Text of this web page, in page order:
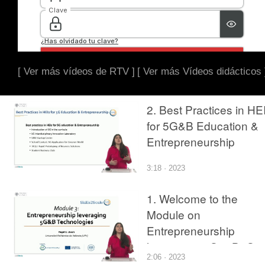
[ Ver más vídeos de RTV ] [ Ver más Vídeos didácticos
2. Best Practices in
for 5G&B Education &
Entrepreneurship
3:18 · 2023
1. Welcome to the
Module on
Entrepreneurship
leveraging 5G & B5G
2:06 · 2023